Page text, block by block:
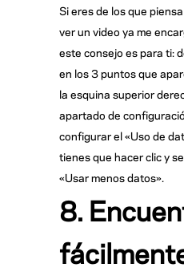
Si eres de los que
ver un video ya me
este consejo es para ti:
en los 3 puntos que
la esquina superior
apartado de
configurar el «Uso de
tienes que hacer clic y
«Usar menos datos».
8.